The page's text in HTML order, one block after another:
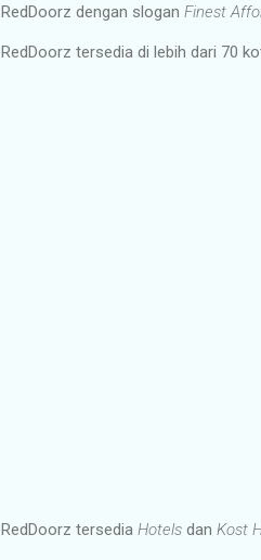
RedDoorz dengan slogan Finest
RedDoorz tersedia di lebih dari 70
RedDoorz tersedia Hotels dan Kost